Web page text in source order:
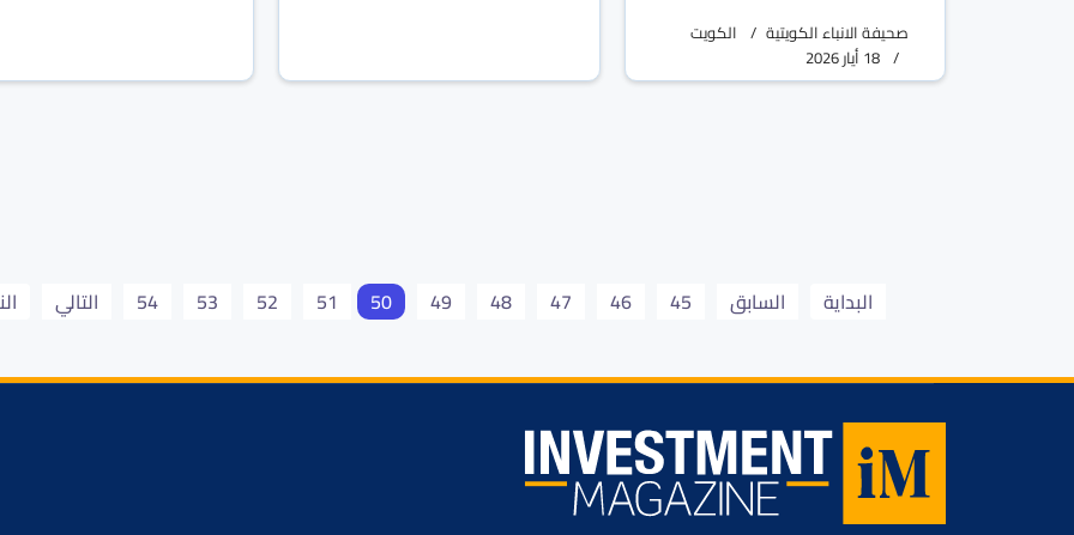
صحيفة الانباء الكويتية
الكويت
18 أيار 2026
البداية السابق 45
46
47
48
49
50
51
52
53
54 التالي